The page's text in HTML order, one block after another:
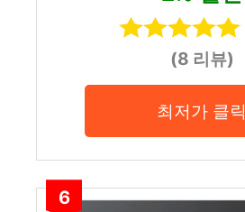
(8 리뷰)
최저가 클릭
6